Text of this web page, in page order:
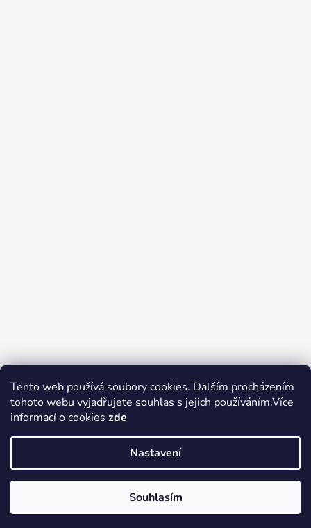
Tento web používá soubory cookies. Dalším procházením
tohoto webu vyjadřujete souhlas s jejich používáním.Více
informací o cookies zde
Nastavení
Souhlasím
Zboží.cz Heureka.cz Voňavé dárky
Copyright 2026
elektro. Všechna práva vyhrazena.